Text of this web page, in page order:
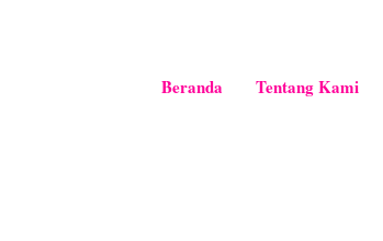
Beranda Tentang Kami